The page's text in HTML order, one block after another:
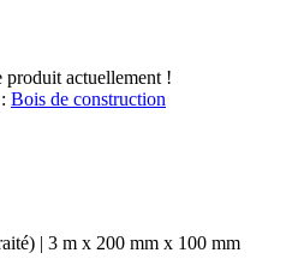
produit actuellement !
Bois de construction
| 3 m x 200 mm x 100 mm